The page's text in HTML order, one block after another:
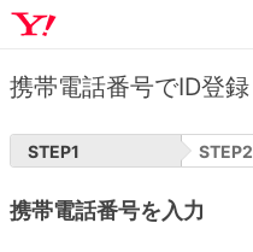
携帯電話番号でID登録
STEP1 STEP2
携帯電話番号を入力